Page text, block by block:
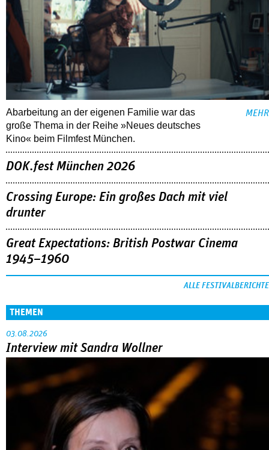
Abarbeitung an der eigenen Familie war das
große Thema in der Reihe »Neues deutsches
Kino« beim Filmfest München.
MEHR
DOK.fest München 2026
Crossing Europe: Ein großes Dach mit viel
drunter
Great Expectations: British Postwar Cinema
1945–1960
ALLE FESTIVALBERICHTE
THEMEN
03.08.2026
Interview mit Sandra Wollner